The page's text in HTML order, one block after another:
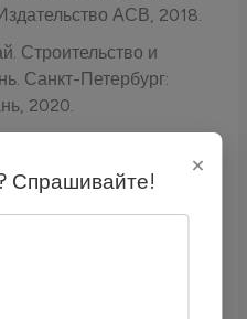
АСВ, 2018.
Строительство и
Санкт-Петербург:
2020.
— stroiportal.ru
— stroiteljurnal.ru
×
Спрашивайте!